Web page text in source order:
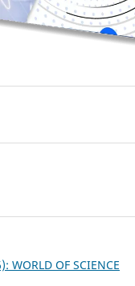
WORLD OF SCIENCE